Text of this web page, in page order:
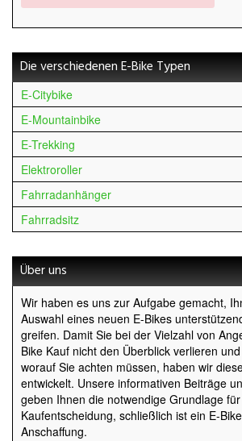
Die verschiedenen E-Bike Typen
E-Citybike
E-Mountainbike
E-Trekking
Elektroroller
Fahrradanhänger
Fahrradsitz
Über uns
Wir haben es uns zur Aufgabe gemacht,
Auswahl eines neuen E-Bikes
greifen. Damit Sie bei der Vielzahl von
Bike Kauf nicht den Überblick verlieren
worauf Sie achten müssen, haben wir
entwickelt. Unsere informativen Beiträge
geben Ihnen die notwendige Grundlage
Kaufentscheidung, schließlich ist ein E-
Anschaffung.